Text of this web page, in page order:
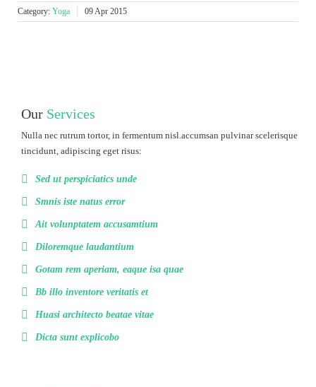
Category: Yoga 09 Apr 2015
Our Services
Nulla nec rutrum tortor, in fermentum nisl.accumsan pulvinar scelerisque
tincidunt, adipiscing eget risus:
Sed ut perspiciatics unde
Smnis iste natus error
Ait volunptatem accusamtium
Diloremque laudantium
Gotam rem aperiam, eaque isa quae
Bb illo inventore veritatis et
Huasi architecto beatae vitae
Dicta sunt explicobo